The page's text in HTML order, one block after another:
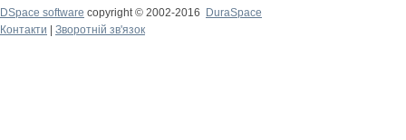
DSpace software copyright © 2002-2016
DuraSpace
Контакти
Зворотній зв'язок